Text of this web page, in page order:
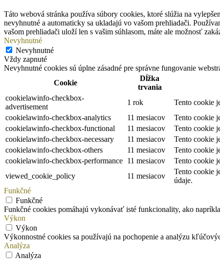
Táto webová stránka používa súbory cookies, ktoré slúžia na
nevyhnutné a automaticky sa ukladajú vo vašom prehliadači.
vašom prehliadači uloží len s vašim súhlasom, máte ale možnosť
Nevyhnutné
Nevyhnutné
Vždy zapnuté
Nevyhnutné cookies sú úplne zásadné pre správne fungovanie
Cookie
Dĺžka
trvania
cookielawinfo-checkbox-
advertisement
1 rok
Tento cookie
cookielawinfo-checkbox-analytics
11 mesiacov
Tento cookie
cookielawinfo-checkbox-functional
11 mesiacov
Tento cookie
cookielawinfo-checkbox-necessary
11 mesiacov
Tento cookie
cookielawinfo-checkbox-others
11 mesiacov
Tento cookie
cookielawinfo-checkbox-performance 11 mesiacov
Tento cookie
viewed_cookie_policy
11 mesiacov
Tento cookie
údaje.
Funkčné
Funkčné
Funkčné cookies pomáhajú vykonávať isté funkcionality, ako
Výkon
Výkon
Výkonnostné cookies sa používajú na pochopenie a analýzu
Analýza
Analýza